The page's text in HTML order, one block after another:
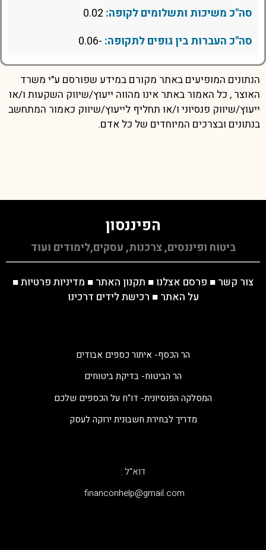
סה"כ משיכות ותשלומים לקופה:
סה"כ העברות בין גופים לתקופה: -0.06
הנתונים המופיעים באתר מקורם במידע שפורסם ע"י משרד
האוצר , כל האמור באתר אינו מהווה ייעוץ/שיווק השקעות ו/או
ייעוץ/שיווק פנסיוני ו/או תחליף לייעוץ/שיווק כאמור המתחשב
בנתונים ובצרכים המיוחדים של כל אדם.
הפיננסון
ביטוח ופיננסים, צרכנות, עסקים,לימודים ועוד
צור קשר ■ פרסם אצלנו ■ תקנון האתר ■ מדיניות פרטיות■
על האתר ■ רכישת לידים דרכינו
הר הכסף- איתור כספים אבודים
הר הביטוח- בדיקת ביטוחים
המסלקה הפנסיונית- דו"ח על הכספים שלכם
מדריך לבחירת חשבונית ירוקה לעסק
דוא"ל :
‫financonhelp@gmail.com‬